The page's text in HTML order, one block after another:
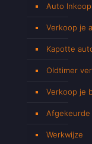
Auto Inkoop
Verkoop je
Kapotte
Oldtimer
Verkoop je
Werkwijze